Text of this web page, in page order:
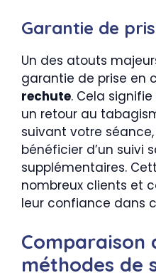
Garantie de
Un des atouts
garantie de prise en
rechute. Cela
un retour au
suivant votre
bénéficier d’un suivi
supplémentaires.
nombreux clients et
leur confiance dans
Comparaison
méthodes de